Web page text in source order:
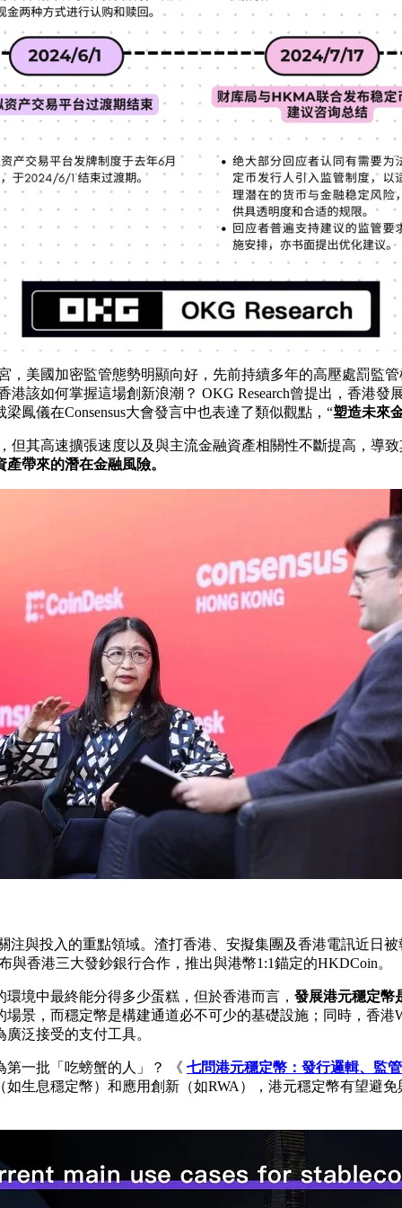
，美國加密監管態勢明顯向好，先前持續多年的高壓處罰監
該如何掌握這場創新浪潮？ OKG Research曾提出，香港
鳳儀在Consensus大會發言中也表達了類似觀點，“塑造未來
但其高速擴張速度以及與主流金融資產相關性不斷提高，導
帶來的潛在金融風險。
注與投入的重點領域。渣打香港、安擬集團及香港電訊近日
香港三大發鈔銀行合作，推出與港幣1:1錨定的HKDCoin。
境中最終能分得多少蛋糕，但於香港而言， 發展港元穩定幣
景，而穩定幣是構建通道必不可少的基礎設施；同時，香
泛接受的支付工具。
一批「吃螃蟹的人」？ 《 七問港元穩定幣：發行邏輯、監
生息穩定幣）和應用創新（如RWA），港元穩定幣有望避